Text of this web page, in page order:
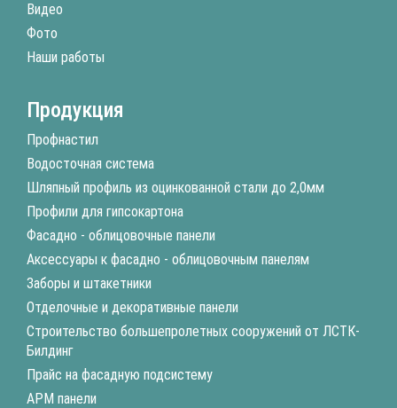
Видео
Фото
Наши работы
Продукция
Профнастил
Водосточная система
Шляпный профиль из оцинкованной стали до 2,0мм
Профили для гипсокартона
Фасадно - облицовочные панели
Аксессуары к фасадно - облицовочным панелям
Заборы и штакетники
Отделочные и декоративные панели
Строительство большепролетных сооружений от ЛСТК-
Билдинг
Прайс на фасадную подсистему
АРМ панели